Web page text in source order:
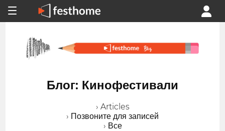
Блог: Кинофестивали
› Articles
› Позвоните для записей
› Все